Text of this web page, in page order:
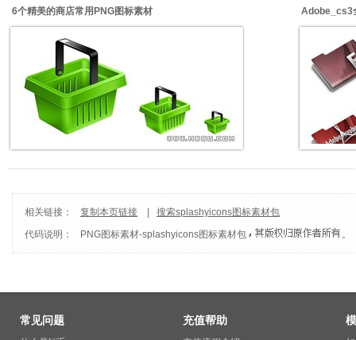
6个精美的商店常用PNG图标素材 Adobe_cs3
相关链接： 复制本页链接
搜索splashyicons图标素材包
代码说明：
PNG图标素材-splashyicons图标素材包 。
常见问题 充值帮助